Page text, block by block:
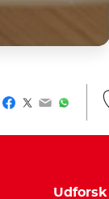
Facebook
Twitter
Email